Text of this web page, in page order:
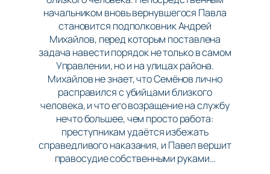
начальником вновь вернувшегося Павла
становится подполковник Андрей
Михайлов, перед которым поставлена
задача навести порядок не только в самом
Управлении, но и на улицах района.
Михайлов не знает, что Семёнов лично
расправился с убийцами близкого
человека, и что его возращение на службу
нечто большее, чем просто работа:
преступникам удаётся избежать
справедливого наказания, и Павел вершит
правосудие собственными руками…